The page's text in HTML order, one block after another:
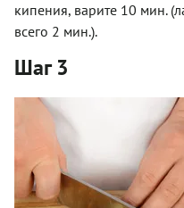
кипения, варите 10 мин.
всего 2 мин.).
Шаг 3